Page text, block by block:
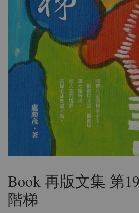
Book 再版文集 第
階梯